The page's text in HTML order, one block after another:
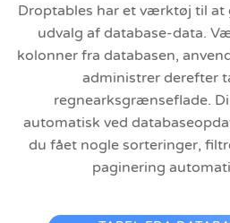
Droptables har et værktøj til at
udvalg af database-data.
kolonner fra databasen,
administrer derefter
regnearksgrænseflade.
automatisk ved
du fået nogle sorteringer,
paginering